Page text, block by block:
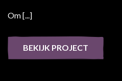
Om [...]
BEKIJK PROJECT